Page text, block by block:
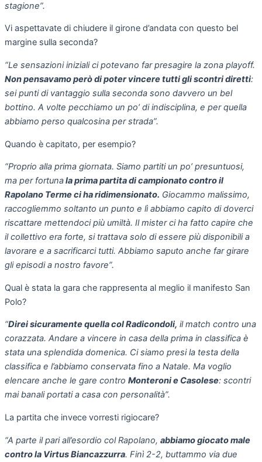
stagione”.
Vi aspettavate di chiudere il girone d’andata con questo bel
margine sulla seconda?
“Le sensazioni iniziali ci potevano far presagire la zona playoff.
Non pensavamo però di poter vincere tutti gli scontri diretti:
sei punti di vantaggio sulla seconda sono davvero un bel
bottino. A volte pecchiamo un po’ di indisciplina, e per quella
abbiamo perso qualcosina per strada”.
Quando è capitato, per esempio?
“Proprio alla prima giornata. Siamo partiti un po’ presuntuosi,
ma per fortunala prima partita di campionato contro il
Rapolano Terme ci ha ridimensionato. Giocammo malissimo,
raccogliemmo soltanto un punto e lì abbiamo capito di doverci
riscattare mettendoci più umiltà. Il mister ci ha fatto capire che
il collettivo era forte, si trattava solo di essere più disponibili a
lavorare e a sacrificarci tutti. Abbiamo saputo anche far girare
gli episodi a nostro favore”.
Qual è stata la gara che rappresenta al meglio il manifesto San
Polo?
“Direi sicuramente quella col Radicondoli, il match contro una
corazzata. Andare a vincere in casa della prima in classifica è
stata una splendida domenica. Ci siamo presi la testa della
classifica e l’abbiamo conservata fino a Natale. Ma voglio
elencare anche le gare contro Monteroni e Casolese: scontri
mai banali portati a casa con personalità”.
La partita che invece vorresti rigiocare?
“A parte il pari all’esordio col Rapolano, abbiamo giocato male
contro la Virtus Biancazzurra. Finì 2-2, buttammo via due